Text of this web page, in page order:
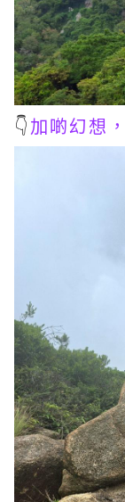
👇加啲幻想